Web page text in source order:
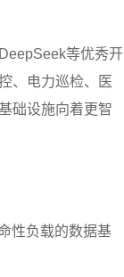
等优秀开
、电力巡检、医
础设施向着更智
性负载的数据基